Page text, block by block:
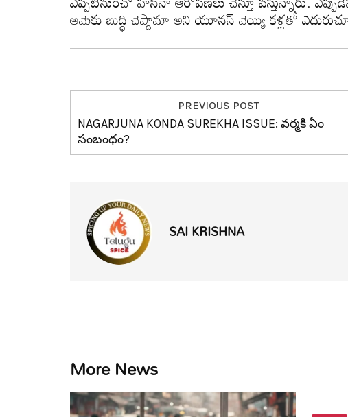
ఆమెకు బుద్ధి చెప్దామా అని యూన‌స్ వెయ్యి క‌ళ్ల‌తో
PREVIOUS POST
NAGARJUNA KONDA SUREKHA ISSUE: వ‌ర్మ‌కి ఏం
సంబంధం?
SAI KRISHNA
More News